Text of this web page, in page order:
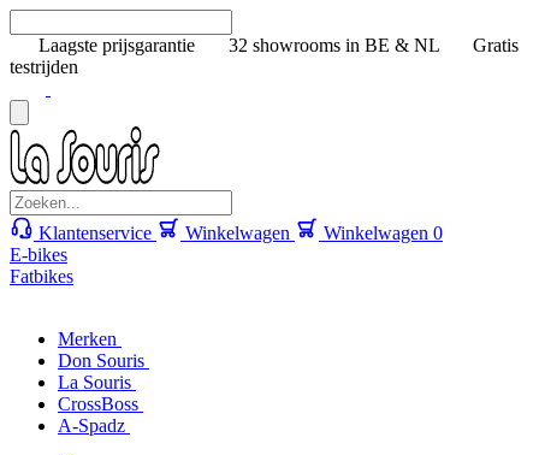
Laagste prijsgarantie 32 showrooms in BE & NL
Gratis
testrijden
Klantenservice Winkelwagen Winkelwagen 0
E-bikes
Fatbikes
Merken
Don Souris
La Souris
CrossBoss
A-Spadz